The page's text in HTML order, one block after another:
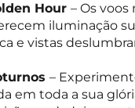
Hour – Os voos
iluminação
e vistas
–
em toda a sua